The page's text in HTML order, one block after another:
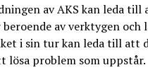
av AKS kan leda till
av verktygen och
i sin tur kan leda till att
lösa problem som uppstår.